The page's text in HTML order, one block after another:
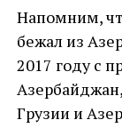
Напомним,
бежал из
2017 году с
Грузии и